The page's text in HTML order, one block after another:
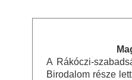
A Rákóczi-
Birodalom része